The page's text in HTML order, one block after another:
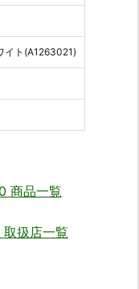
イト(A1263021)
商品一覧
扱店一覧